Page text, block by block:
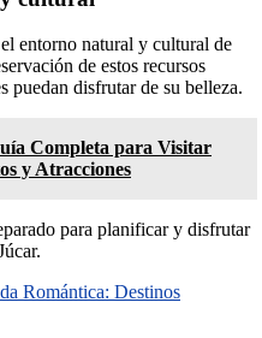
entorno natural y cultural de
de estos recursos
puedan disfrutar de su belleza.
Completa para Visitar
y Atracciones
para planificar y disfrutar
Romántica: Destinos